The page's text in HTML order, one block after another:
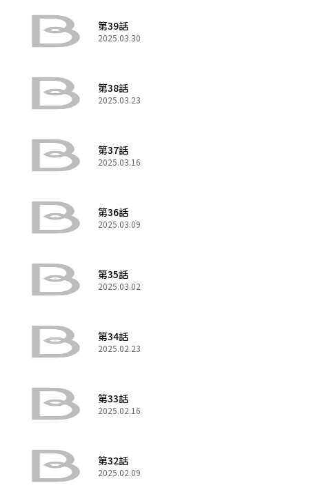
第39話
2025.03.30
第38話
2025.03.23
第37話
2025.03.16
第36話
2025.03.09
第35話
2025.03.02
第34話
2025.02.23
第33話
2025.02.16
第32話
2025.02.09